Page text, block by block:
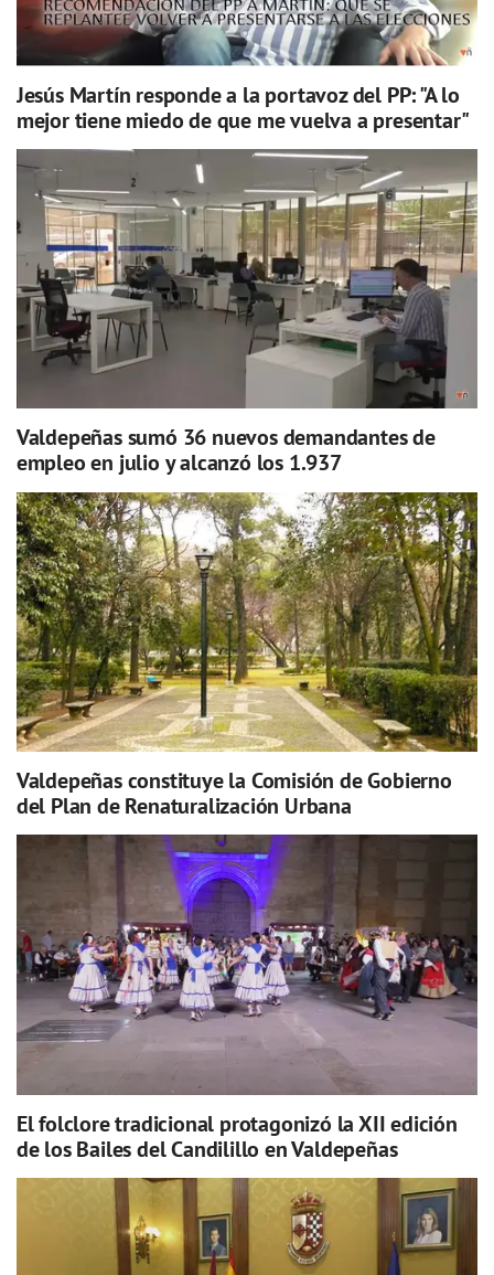
Jesús Martín responde a la portavoz del PP: "A lo
mejor tiene miedo de que me vuelva a presentar"
Valdepeñas sumó 36 nuevos demandantes de
empleo en julio y alcanzó los 1.937
Valdepeñas constituye la Comisión de Gobierno
del Plan de Renaturalización Urbana
El folclore tradicional protagonizó la XII edición
de los Bailes del Candilillo en Valdepeñas